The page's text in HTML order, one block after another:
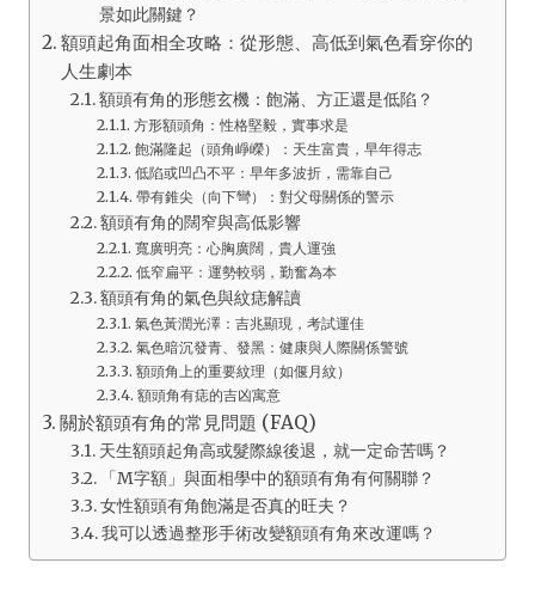
景如此關鍵？
額頭起角面相全攻略：從形態、高低到氣色看穿你的
人生劇本
額頭有角的形態玄機：飽滿、方正還是低陷？
方形額頭角：性格堅毅，實事求是
飽滿隆起（頭角崢嶸）：天生富貴，早年得志
低陷或凹凸不平：早年多波折，需靠自己
帶有錐尖（向下彎）：對父母關係的警示
額頭有角的闊窄與高低影響
寬廣明亮：心胸廣闊，貴人運強
低窄扁平：運勢較弱，勤奮為本
額頭有角的氣色與紋痣解讀
氣色黃潤光澤：吉兆顯現，考試運佳
氣色暗沉發青、發黑：健康與人際關係警號
額頭角上的重要紋理（如偃月紋）
額頭角有痣的吉凶寓意
關於額頭有角的常見問題 (FAQ)
天生額頭起角高或髮際線後退，就一定命苦嗎？
「M字額」與面相學中的額頭有角有何關聯？
女性額頭有角飽滿是否真的旺夫？
我可以透過整形手術改變額頭有角來改運嗎？